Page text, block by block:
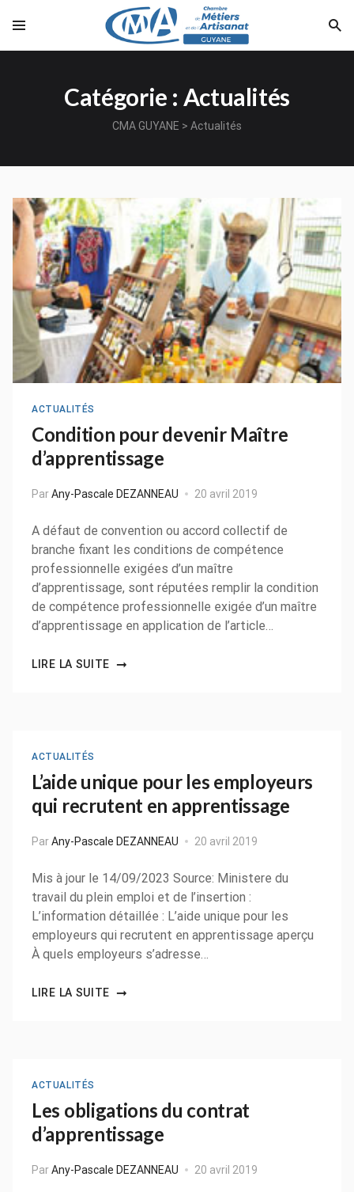
Catégorie : Actualités
CMA GUYANE > Actualités
ACTUALITÉS
Condition pour devenir Maître
d’apprentissage
ParAny-Pascale DEZANNEAU 20 avril 2019
A défaut de convention ou accord collectif de
branche fixant les conditions de compétence
professionnelle exigées d’un maître
d’apprentissage, sont réputées remplir la condition
de compétence professionnelle exigée d’un maître
d’apprentissage en application de l’article…
LIRE LA SUITE
ACTUALITÉS
L’aide unique pour les employeurs
qui recrutent en apprentissage
ParAny-Pascale DEZANNEAU 20 avril 2019
Mis à jour le 14/09/2023 Source: Ministere du
travail du plein emploi et de l’insertion :
L’information détaillée : L’aide unique pour les
employeurs qui recrutent en apprentissage aperçu
À quels employeurs s’adresse…
LIRE LA SUITE
ACTUALITÉS
Les obligations du contrat
d’apprentissage
ParAny-Pascale DEZANNEAU 20 avril 2019